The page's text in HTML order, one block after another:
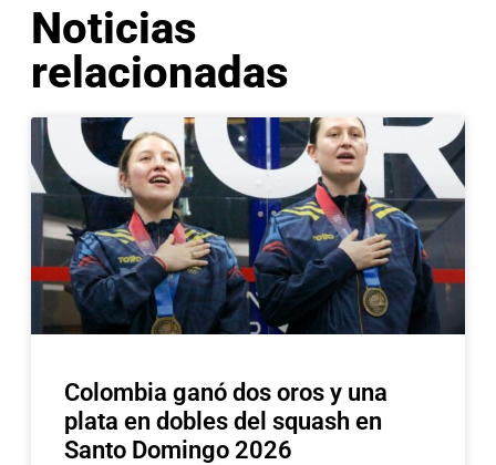
Noticias
relacionadas
Colombia ganó dos oros y una
plata en dobles del squash en
Santo Domingo 2026